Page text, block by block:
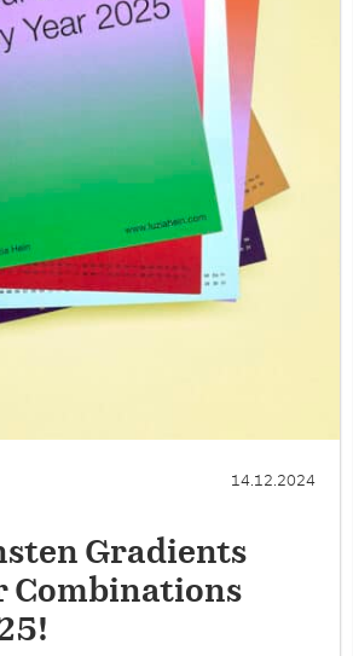
14.12.2024
Gradients
Combinations